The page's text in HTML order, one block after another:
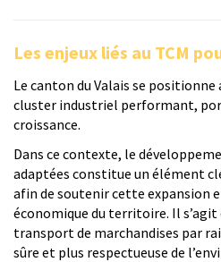
Les enjeux liés au TCM
Le canton du Valais se positionne
cluster industriel performant,
croissance.
Dans ce contexte, le
adaptées constitue un élément
afin de soutenir cette expansion
économique du territoire. Il
transport de marchandises par
sûre et plus respectueuse de